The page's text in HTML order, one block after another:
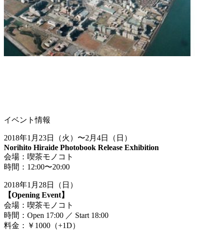
イベント情報
2018年1月23日（火）〜2月4日（日）
Norihito Hiraide Photobook Release Exhibition
会場：喫茶モノコト
時間：12:00〜20:00
2018年1月28日（日）
【Opening Event】
会場：喫茶モノコト
時間：Open 17:00 ／ Start 18:00
料金：￥1000（+1D）